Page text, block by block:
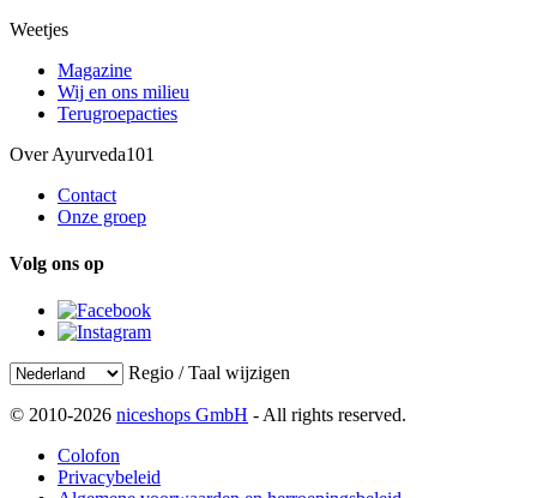
Weetjes
Magazine
Wij en ons milieu
Terugroepacties
Over Ayurveda101
Contact
Onze groep
Volg ons op
Regio / Taal wijzigen
© 2010-2026 niceshops GmbH - All rights reserved.
Colofon
Privacybeleid